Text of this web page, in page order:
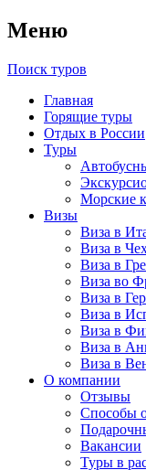
Меню
Поиск туров
Главная
Горящие туры
Отдых в России
Туры
Морские
Визы
Виза в
Виза в
Виза в
Виза во
Виза в
Виза в
Виза в
Виза в
Виза в
О компании
Отзывы
Способы
Вакансии
Туры в